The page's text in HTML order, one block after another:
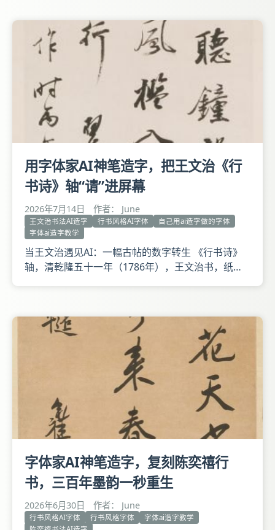
楼。自怜会识平津阁，遥望旌旗汝水头。壬戌首夏呈
龙眠主人钧
用字体家AI神笔造字，把王文治《行
书诗》轴“请”进屏幕
2026年7月14日 作者： June
王文治书法AI造字 行书风格AI字体
自己用ai造字做的字体
字体ai造字教学
当王文治遇见AI：一幅古帖的数字转生 《行书诗》
轴，清乾隆五十一年（1786年），王文治书，纸
阁与潘莲巢唐耀卿释无思道省待月之作。时丙午阳生
之月 文治。
字体家AI神笔造字，复刻陈奕禧行
书，三百年墨韵一秒重生
2026年6月30日 作者： June
行书风格AI字体 行书风格字体
字体ai造字教学